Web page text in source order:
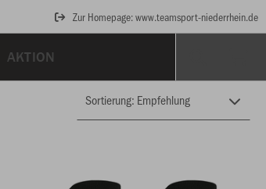
Zur Homepage: www.teamsport-niederrhein.de
AKTION